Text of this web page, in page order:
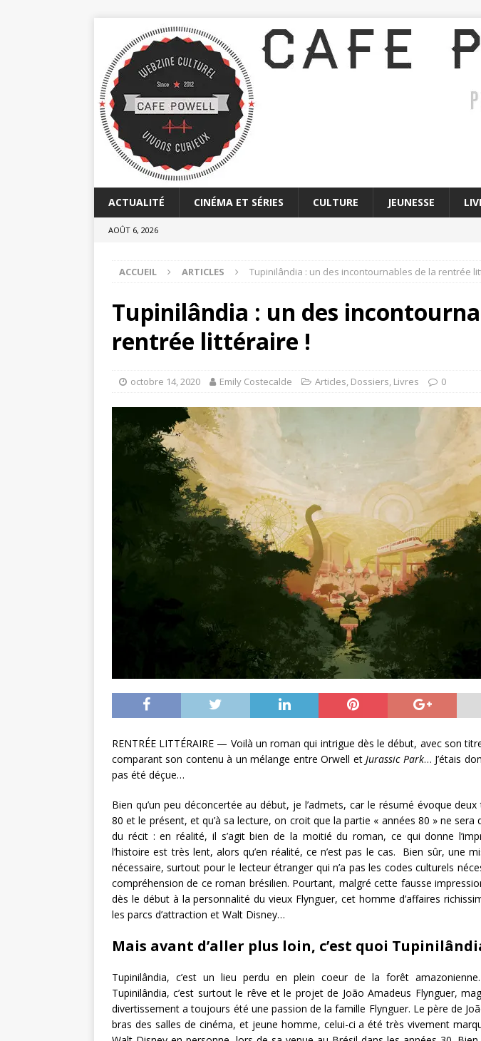
ACTUALITÉ CINÉMA ET SÉRIES CULTURE JEUNESSE
AOÛT 6, 2026
ACCUEIL ARTICLES Tupinilândia : un des incontournables de la rentrée
Tupinilândia : un des
rentrée littéraire !
octobre 14, 2020 Emily Costecalde Articles, Dossiers, Livres 0
RENTRÉE LITTÉRAIRE — Voilà un roman qui intrigue dès le début, avec son
comparant son contenu à un mélange entre Orwell etJurassic Park… J’étais
pas été déçue…
Bien qu’un peu déconcertée au début, je l’admets, car le résumé évoque
80 et le présent, et qu’à sa lecture, on croit que la partie « années 80 » ne sera
du récit : en réalité, il s’agit bien de la moitié du roman, ce qui donne
l’histoire est très lent, alors qu’en réalité, ce n’est pas le cas. Bien sûr, une
nécessaire, surtout pour le lecteur étranger qui n’a pas les codes culturels
compréhension de ce roman brésilien. Pourtant, malgré cette fausse
dès le début à la personnalité du vieux Flynguer, cet homme d’affaires
les parcs d’attraction et Walt Disney…
Mais avant d’aller plus loin, c’est quoi
Tupinilândia, c’est un lieu perdu en plein coeur de la forêt
Tupinilândia, c’est surtout le rêve et le projet de João Amadeus Flynguer,
divertissement a toujours été une passion de la famille Flynguer. Le père de
bras des salles de cinéma, et jeune homme, celui-ci a été très vivement